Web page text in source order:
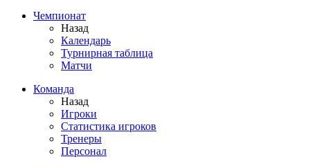
Чемпионат
Назад
Календарь
Турнирная таблица
Матчи
Команда
Назад
Игроки
Статистика игроков
Тренеры
Персонал